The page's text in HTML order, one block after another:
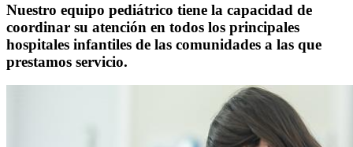
Nuestro equipo pediátrico tiene la capacidad de
coordinar su atención en todos los principales
hospitales infantiles de las comunidades a las que
prestamos servicio.